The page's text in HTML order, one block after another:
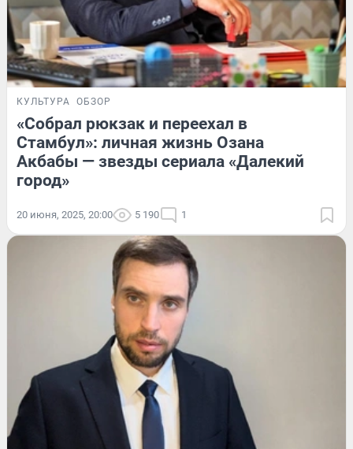
КУЛЬТУРА ОБЗОР
«Собрал рюкзак и переехал в
Стамбул»: личная жизнь Озана
Акбабы — звезды сериала «Далекий
город»
20 июня, 2025, 20:00 5 190 1